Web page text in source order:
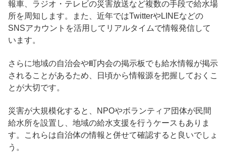
報車、ラジオ・テレビの災害放送など複数の手段で給水場
所を周知します。また、近年ではTwitterやLINEなどの
SNSアカウントを活用してリアルタイムで情報発信して
います。
さらに地域の自治会や町内会の掲示板でも給水情報が掲示
されることがあるため、日頃から情報源を把握しておくこ
とが大切です。
災害が大規模化すると、NPOやボランティア団体が民間
給水所を設置し、地域の給水支援を行うケースもありま
す。これらは自治体の情報と併せて確認すると良いでしょ
う。